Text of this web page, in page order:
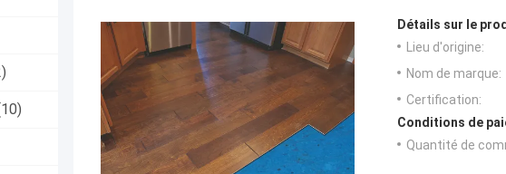
Détails sur le
Lieu d'origine:
Nom de marque:
Certification:
Conditions de
Quantité de